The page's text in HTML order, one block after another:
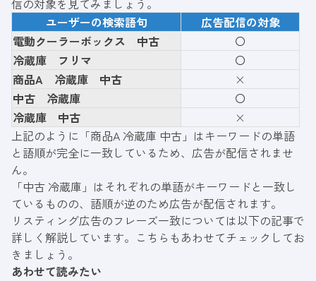
信の対象を見てみましょう。
ユーザーの検索語句
広告配信の対象
電動クーラーボックス 中古
〇
冷蔵庫 フリマ
〇
商品A 冷蔵庫 中古
×
中古 冷蔵庫
〇
冷蔵庫 中古
×
上記のように「商品A 冷蔵庫 中古」はキーワードの単語
と語順が完全に一致しているため、広告が配信されませ
ん。
「中古 冷蔵庫」はそれぞれの単語がキーワードと一致し
ているものの、語順が逆のため広告が配信されます。
リスティング広告のフレーズ一致については以下の記事で
詳しく解説しています。こちらもあわせてチェックしてお
きましょう。
あわせて読みたい